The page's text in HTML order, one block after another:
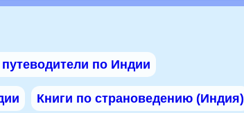
по Индии
Книги по страноведению (Индия)